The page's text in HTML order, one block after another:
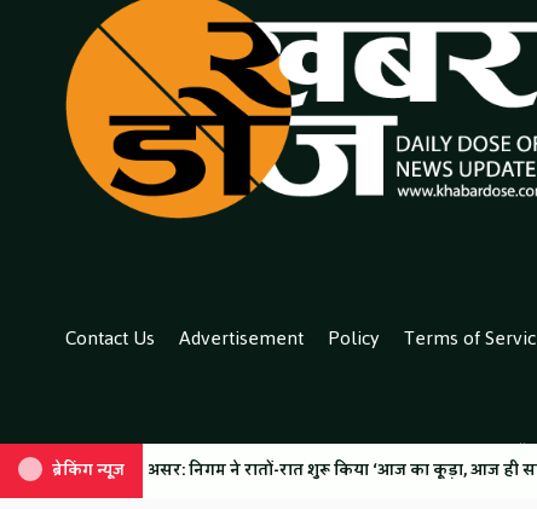
ब्रेकिंग न्यूज़
कांवड़ मेले को लेकर नगर निगम हरिद्वार के दावे हुए फेल, घाटों पर
Contact Us
Advertisement Policy Terms of
All
ब्रेकिंग न्यूज़
ने रातों-रात शुरू किया ‘आज का कूड़ा, आज ही साफ’ अभियान, घाटों पर